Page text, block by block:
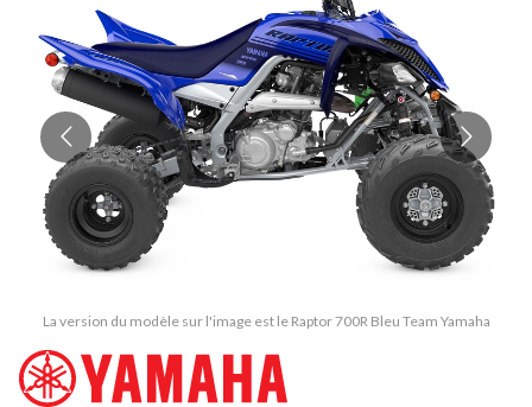
La version du modèle sur l'image est le Raptor 700R Bleu Team Yamaha